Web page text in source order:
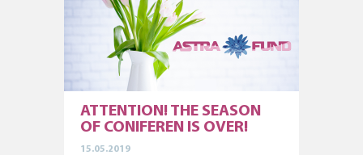
ATTENTION! THE SEASON
OF CONIFEREN IS OVER!
15.05.2019